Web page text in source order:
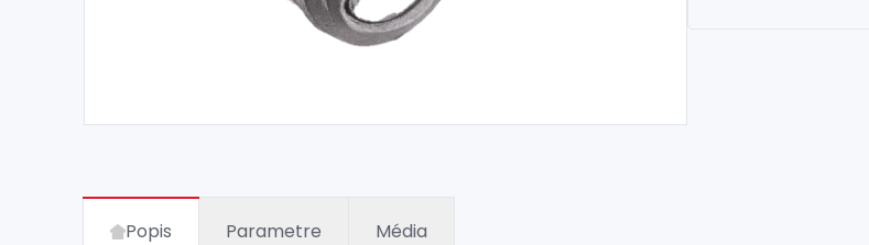
Popis Parametre Média